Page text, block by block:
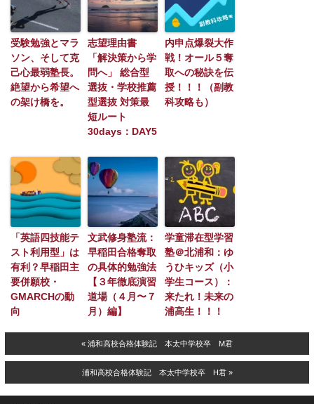
受験勉強とマラ
ソン、そして克
己心最弱塾長。
絶望から希望へ
の架け橋を。
志望理由書
「解決策から学
問へ」 総合型
選抜・学校推薦
型選抜 対策最
短ルート
30days：DAY5
内申点爆裂大作
戦！オール５奪
取への秘訣を伝
授！！！（副教
科攻略も）
「英語四技能テ
スト利用型」は
有利？早稲田主
要併願校・
GMARCHの動
向
文武修身塾流：
早稲田合格奪取
の具体的勉強法
【３年徹底演習
道場（４月〜７
月）編】
学童滞在型学習
塾＠北浦和：ゆ
うひキッズ（小
学生コース）：
来たれ！未来の
浦高生！！！
« 浦和高校合格体験記 本太中学校卒 M君
浦和高校合格体験記 本太中学校卒 H君 »